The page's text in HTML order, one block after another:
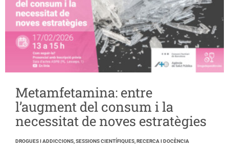
Metamfetamina: entre
l’augment del consum i la
necessitat de noves estratègies
DROGUES I ADDICCIONS, SESSIONS CIENTÍFIQUES, RECERCA I DOCÈNCIA